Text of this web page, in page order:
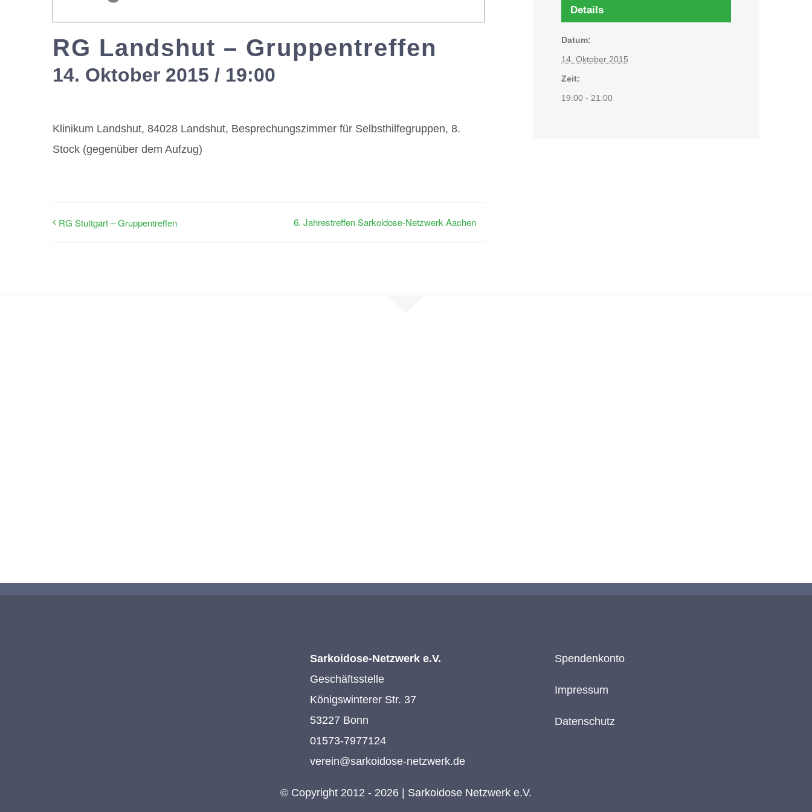
RG Landshut – Gruppentreffen
14. Oktober 2015 / 19:00
Klinikum Landshut, 84028 Landshut, Besprechungszimmer für Selbsthilfegruppen, 8.
Stock (gegenüber dem Aufzug)
RG Stuttgart – Gruppentreffen 6. Jahrestreffen Sarkoidose-Netzwerk Aachen
Details
Datum:
14. Oktober 2015
Zeit:
19:00 - 21:00
Sarkoidose-Netzwerk e.V.
Geschäftsstelle
Königswinterer Str. 37
53227 Bonn
01573-7977124
verein@sarkoidose-netzwerk.de
Spendenkonto
Impressum
Datenschutz
© Copyright 2012 - 2026 | Sarkoidose Netzwerk e.V.